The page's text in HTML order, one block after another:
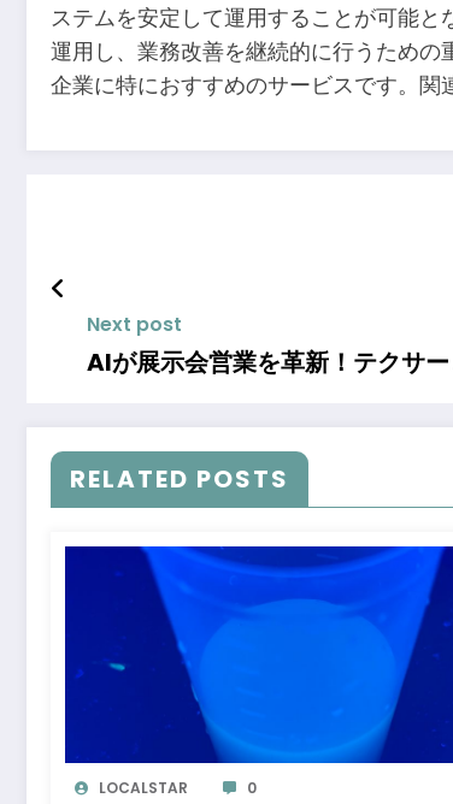
ステムを安定して運用することが可能
運用し、業務改善を継続的に行うため
企業に特におすすめのサービスです
Next post
AIが展示会営業を革新！テクサ
RELATED POSTS
LOCALSTAR 0